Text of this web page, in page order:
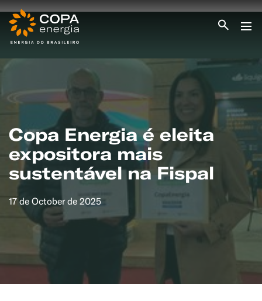
ÁREA DO CLIENTE
ENCONTRE UMA REVENDA
SEJA REVENDEDOR
MEDIÇÃO INDIVIDUALIZADA
#CAMPANHAS
Copa Energia é eleita
expositora mais
sustentável na Fispal
17 de October de 2025